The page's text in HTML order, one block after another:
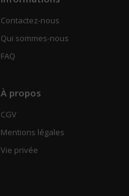
Contactez-nous
Qui sommes-nous
FAQ
À propos
CGV
Mentions légales
Vie privée